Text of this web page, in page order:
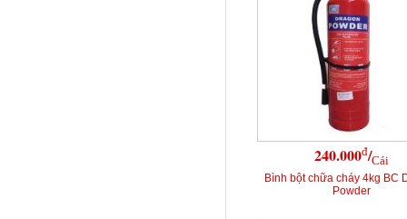
240.000đ/Cái
Bình bột chữa cháy 4kg BC
Powder